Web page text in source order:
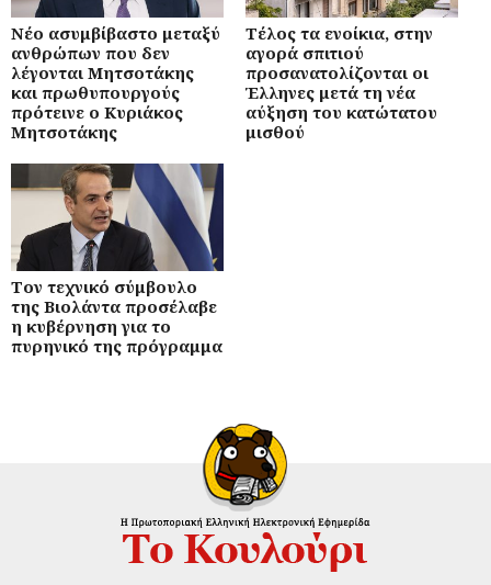
Νέο ασυμβίβαστο μεταξύ
ανθρώπων που δεν
λέγονται Μητσοτάκης
και πρωθυπουργούς
πρότεινε ο Κυριάκος
Μητσοτάκης
Τέλος τα ενοίκια, στην
αγορά σπιτιού
προσανατολίζονται οι
Έλληνες μετά τη νέα
αύξηση του κατώτατου
μισθού
Τον τεχνικό σύμβουλο
της Βιολάντα προσέλαβε
η κυβέρνηση για το
πυρηνικό της πρόγραμμα